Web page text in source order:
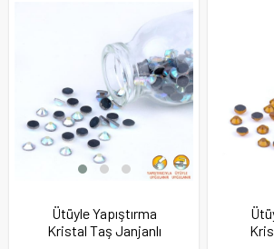
Ütüyle Yapıştırma
Kristal Taş Janjanlı